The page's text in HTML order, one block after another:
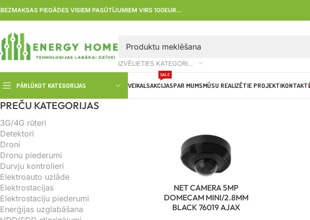
BEZMAKSAS PIEGĀDES VISIEM PASŪTĪJUMIEM VIRS 100EUR…
IZVĒLIETIES KATEGORIJU
PĀRLŪKOT KATEGORIJAS VEIKALSAKCIJAS
SALE
PAR MUMSMŪSU REALIZĒTIE PROJEKTIKONTAKTI
PREČU KATEGORIJAS
3G/4G rūteri
Detektori
Droni
Dronu piederumi
Durvju kontrolieri
Elektroauto uzlāde
Elektrostacijas
Elektrostaciju piederumi
Enerģijas uzglabāšana
NET CAMERA 5MP
DOMECAM MINI/2.8MM
BLACK 76019 AJAX